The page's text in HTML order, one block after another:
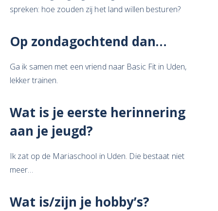
spreken: hoe zouden zij het land willen besturen?
Op zondagochtend dan…
Ga ik samen met een vriend naar Basic Fit in Uden,
lekker trainen.
Wat is je eerste herinnering
aan je jeugd?
Ik zat op de Mariaschool in Uden. Die bestaat niet
meer…
Wat is/zijn je hobby’s?